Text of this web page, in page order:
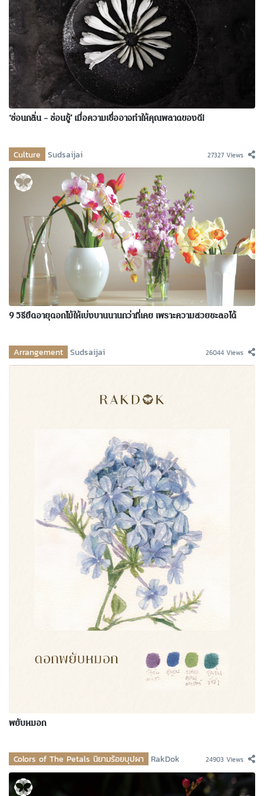
‘ซ่อนกลิ่น – ซ่อนชู้’ เมื่อความเชื่ออาจทำให้คุณพลาดของดี!
Culture Sudsaijai 27327 Views
9 วิธียืดอายุดอกไม้ให้เบ่งบานนานกว่าที่เคย เพราะความสวยชะลอได้
Arrangement Sudsaijai 26044 Views
พยับหมอก
Colors of The Petals นิยามร้อยบุปผา RakDok 24903 Views